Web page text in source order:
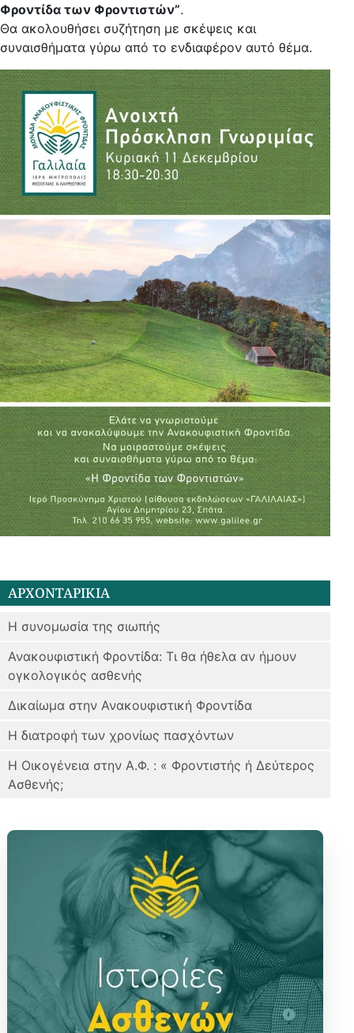
Φροντίδα των Φροντιστών”.
Θα ακολουθήσει συζήτηση με σκέψεις και
συναισθήματα γύρω από το ενδιαφέρον αυτό θέμα.
ΑΡΧΟΝΤΑΡΙΚΙΑ
Η συνομωσία της σιωπής
Ανακουφιστική Φροντίδα: Τι θα ήθελα αν ήμουν
ογκολογικός ασθενής
Δικαίωμα στην Ανακουφιστική Φροντίδα
Η διατροφή των χρονίως πασχόντων
Η Οικογένεια στην Α.Φ. : « Φροντιστής ή Δεύτερος
Ασθενής;